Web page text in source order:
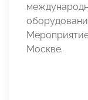
Москве.